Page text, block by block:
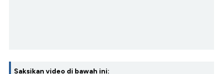
Saksikan video di bawah ini: